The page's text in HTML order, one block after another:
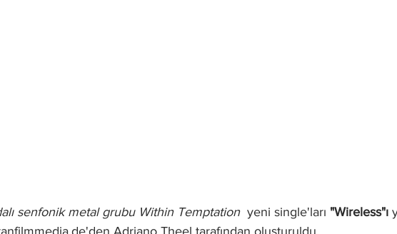
senfonik metal grubu Within Temptation
  yeni single'ları
"Wireless"ı